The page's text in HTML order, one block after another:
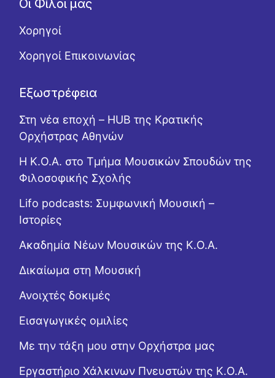
Οι Φίλοι μας
Χορηγοί
Χορηγοί Επικοινωνίας
Εξωστρέφεια
Στη νέα εποχή – HUB της Κρατικής
Ορχήστρας Αθηνών
Η Κ.Ο.Α. στο Τμήμα Μουσικών Σπουδών της
Φιλοσοφικής Σχολής
Lifo podcasts: Συμφωνική Μουσική –
Ιστορίες
Ακαδημία Νέων Μουσικών της Κ.Ο.Α.
Δικαίωμα στη Μουσική
Ανοιχτές δοκιμές
Εισαγωγικές ομιλίες
Με την τάξη μου στην Ορχήστρα μας
Εργαστήριo Χάλκινων Πνευστών της Κ.Ο.Α.